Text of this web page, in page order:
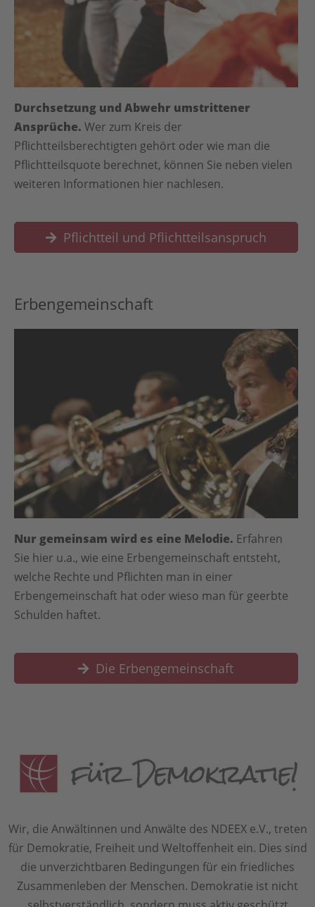
Durchsetzung und Abwehr umstrittener
Ansprüche. Wer zum Kreis der
Pflichtteilsberechtigten gehört oder wie man die
Pflichtteilsquote berechnet, können Sie neben vielen
weiteren Informationen hier nachlesen.
Pflichtteil und Pflichtteilsanspruch
Erbengemeinschaft
Nur gemeinsam wird es eine Melodie. Erfahren
Sie hier u.a., wie eine Erbengemeinschaft entsteht,
welche Rechte und Pflichten man in einer
Erbengemeinschaft hat oder wieso man für geerbte
Schulden haftet.
Die Erbengemeinschaft
Wir, die Anwältinnen und Anwälte des NDEEX e.V., treten
für Demokratie, Freiheit und Weltoffenheit ein. Dies sind
die unverzichtbaren Bedingungen für ein friedliches
Zusammenleben der Menschen. Demokratie ist nicht